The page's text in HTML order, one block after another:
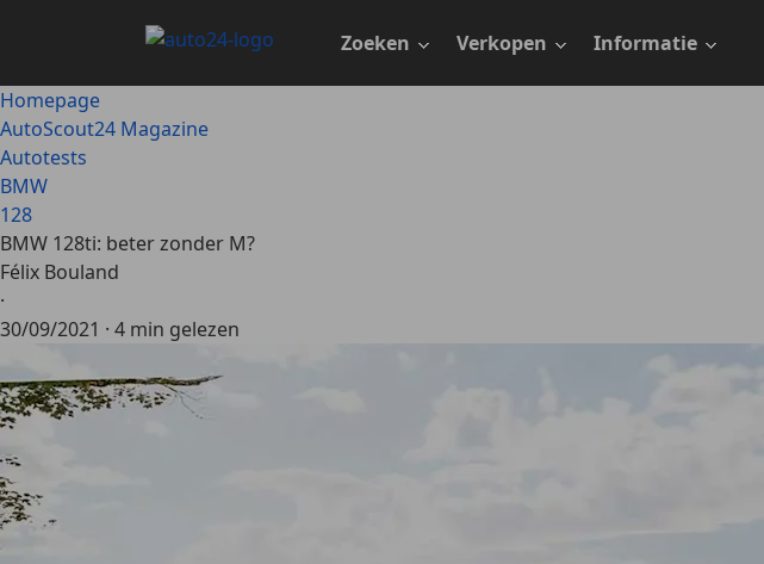
Zoeken Verkopen Informatie
Homepage
AutoScout24 Magazine
Autotests
BMW
128
BMW 128ti: beter zonder M?
Félix Bouland
·
30/09/2021 · 4 min gelezen